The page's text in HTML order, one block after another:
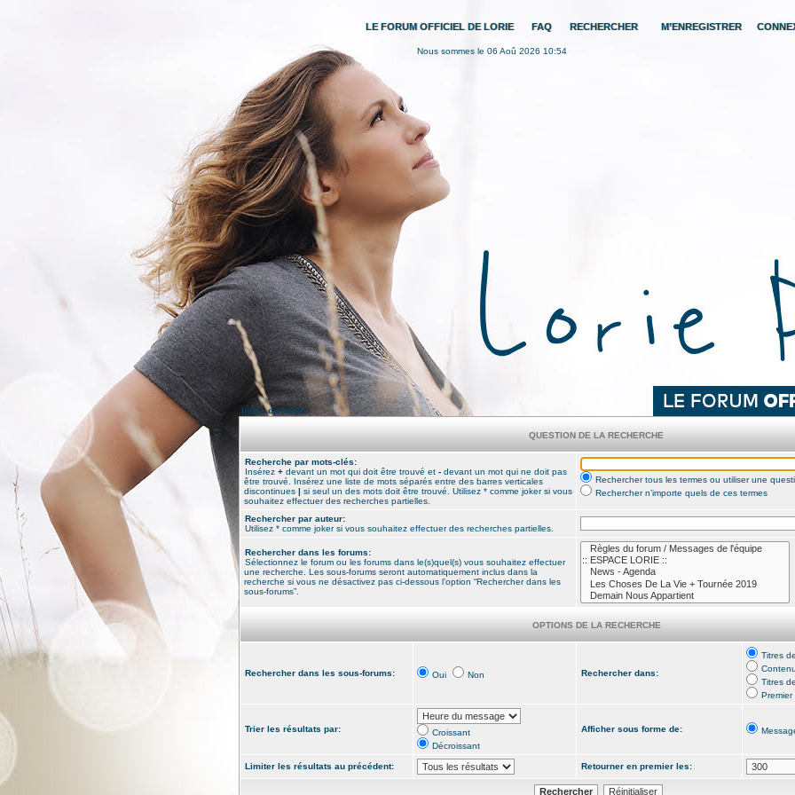
LE FORUM OFFICIEL DE LORIE FAQ RECHERCHER M’ENREGISTRER
Nous sommes le 06 Aoû 2026 10:54
Index du forum
QUESTION DE LA RECHERCHE
Recherche par mots-clés:
Insérez + devant un mot qui doit être trouvé et - devant un mot qui ne doit pas
être trouvé. Insérez une liste de mots séparés entre des barres verticales
discontinues | si seul un des mots doit être trouvé. Utilisez * comme joker si vous
souhaitez effectuer des recherches partielles.
Rechercher tous les termes ou utiliser une
Rechercher n’importe quels de ces termes
Rechercher par auteur:
Utilisez * comme joker si vous souhaitez effectuer des recherches partielles.
Rechercher dans les forums:
Sélectionnez le forum ou les forums dans le(s)quel(s) vous souhaitez effectuer
une recherche. Les sous-forums seront automatiquement inclus dans la
recherche si vous ne désactivez pas ci-dessous l’option “Rechercher dans les
sous-forums”.
OPTIONS DE LA RECHERCHE
Rechercher dans les sous-forums: Oui Non Rechercher dans:
Titres
Titres
Trier les résultats par:
Croissant
Décroissant
Afficher sous forme de:
Limiter les résultats au précédent: Retourner en premier les: